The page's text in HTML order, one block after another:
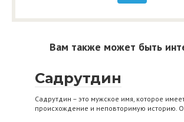
Вам также может быть
Садрутдин
Садрутдин – это мужское имя, которое
происхождение и неповторимую историю.